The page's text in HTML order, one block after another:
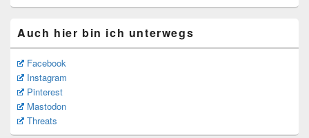
Auch hier bin ich unterwegs
Facebook
Instagram
Pinterest
Mastodon
Threats